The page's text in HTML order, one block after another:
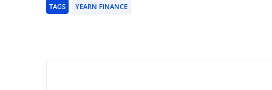
TAGS YEARN FINANCE